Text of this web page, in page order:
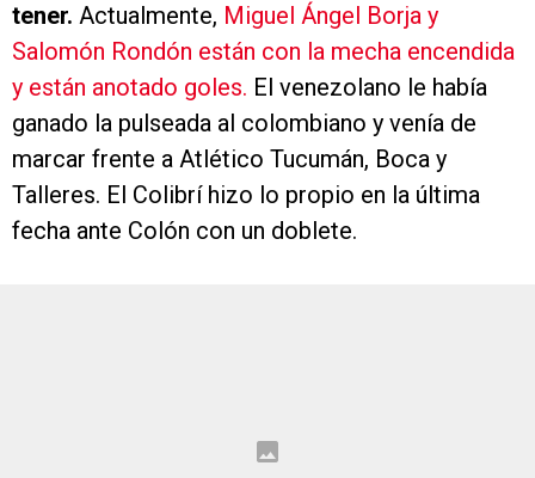
tener. Actualmente, Miguel Ángel Borja y
Salomón Rondón están con la mecha encendida
y están anotado goles. El venezolano le había
ganado la pulseada al colombiano y venía de
marcar frente a Atlético Tucumán, Boca y
Talleres. El Colibrí hizo lo propio en la última
fecha ante Colón con un doblete.